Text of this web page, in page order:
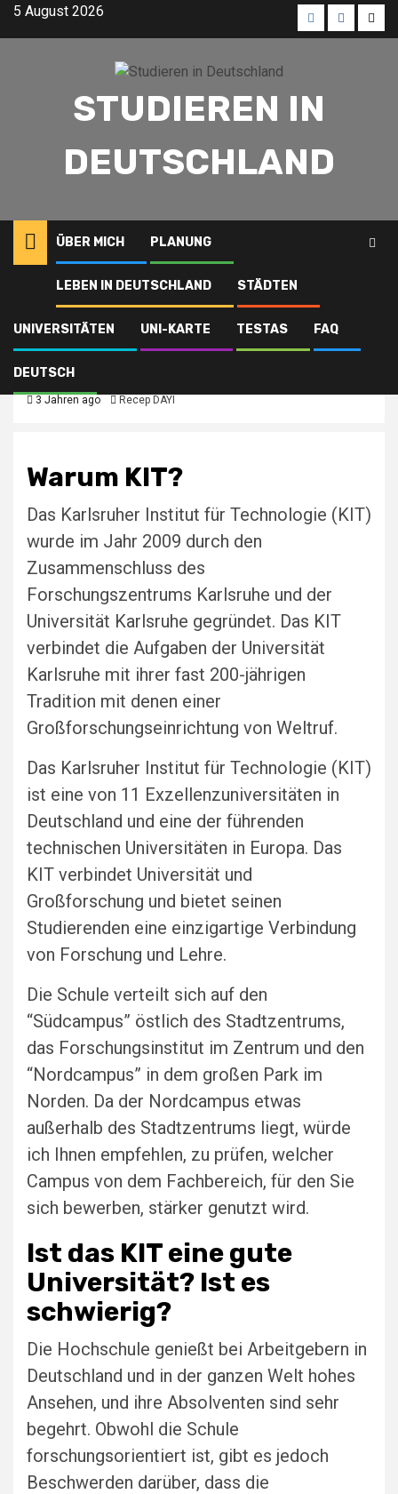
Skip5 August 2026
MenüMenü
STUDIEREN IN
DEUTSCHLAND
ÜBER MICH PLANUNG
LEBEN IN DEUTSCHLAND STÄDTEN
UNIVERSITÄTEN UNI-KARTE TESTAS FAQ
DEUTSCH
Karlsruher Institut für
Technologie (KIT)
3 Jahren ago Recep DAYI
Warum KIT?
Das Karlsruher Institut für Technologie (KIT)
wurde im Jahr 2009 durch den
Zusammenschluss des
Forschungszentrums Karlsruhe und der
Universität Karlsruhe gegründet. Das KIT
verbindet die Aufgaben der Universität
Karlsruhe mit ihrer fast 200-jährigen
Tradition mit denen einer
Großforschungseinrichtung von Weltruf.
Das Karlsruher Institut für Technologie (KIT)
ist eine von 11 Exzellenzuniversitäten in
Deutschland und eine der führenden
technischen Universitäten in Europa. Das
KIT verbindet Universität und
Großforschung und bietet seinen
Studierenden eine einzigartige Verbindung
von Forschung und Lehre.
Die Schule verteilt sich auf den
“Südcampus” östlich des Stadtzentrums,
das Forschungsinstitut im Zentrum und den
“Nordcampus” in dem großen Park im
Norden. Da der Nordcampus etwas
außerhalb des Stadtzentrums liegt, würde
ich Ihnen empfehlen, zu prüfen, welcher
Campus von dem Fachbereich, für den Sie
sich bewerben, stärker genutzt wird.
Ist das KIT eine gute
Universität? Ist es
schwierig?
Die Hochschule genießt bei Arbeitgebern in
Deutschland und in der ganzen Welt hohes
Ansehen, und ihre Absolventen sind sehr
begehrt. Obwohl die Schule
forschungsorientiert ist, gibt es jedoch
Beschwerden darüber, dass die